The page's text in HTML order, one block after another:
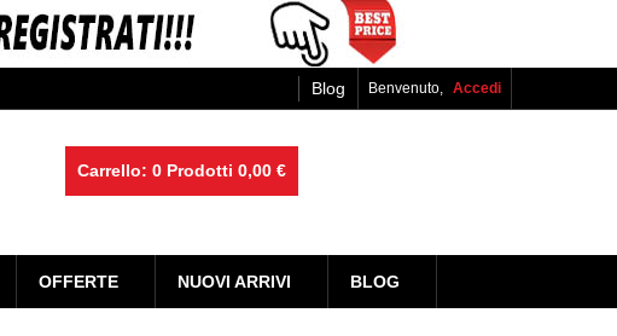
Blog Benvenuto, Accedi
Carrello: 0 Prodotti 0,00 €
OFFERTE NUOVI ARRIVI BLOG